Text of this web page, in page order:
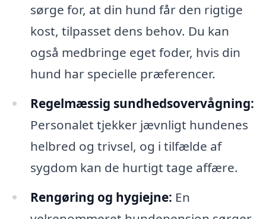
sørge for, at din hund får den rigtige
kost, tilpasset dens behov. Du kan
også medbringe eget foder, hvis din
hund har specielle præferencer.
Regelmæssig sundhedsovervågning:
Personalet tjekker jævnligt hundenes
helbred og trivsel, og i tilfælde af
sygdom kan de hurtigt tage affære.
Rengøring og hygiejne: En